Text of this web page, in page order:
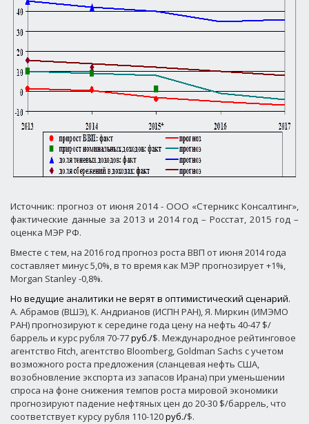
Источник: прогноз от июня 2014 - ООО «Стерникс Консалтинг»,
фактические данные за 2013 и 2014 год – Росстат, 2015 год –
оценка МЭР РФ.
Вместе с тем, на 2016 год прогноз роста ВВП от июня 2014 года
составляет минус 5,0%, в то время как МЭР прогнозирует +1%,
Morgan Stanley-0,8%.
Но ведущие аналитики не верят в оптимистический сценарий.
А. Абрамов (ВШЭ), К. Андрианов (ИСПН РАН), Я. Миркин (ИМЭМО
РАН) прогнозируют к середине года цену на нефть 40-47 $/
баррель и курс рубля 70-77руб./$. Международное рейтинговое
агентство Fitch, агентство Bloomberg, Goldman Sachs с учетом
возможного роста предложения (сланцевая нефть США,
возобновление экспорта из запасов Ирана) при уменьшении
спроса на фоне снижения темпов роста мировой экономики
прогнозируют падение нефтяных цен до 20-30 $/баррель, что
соответствует курсу рубля 110-120руб./$.